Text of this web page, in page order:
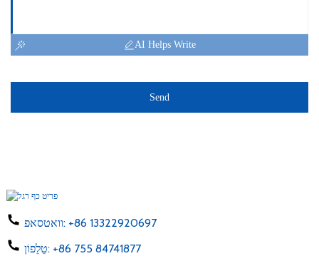
AI Helps Write
Send
וואטסאפ: +86 13322920697
טֵלֵפוֹן: +86 755 84741877